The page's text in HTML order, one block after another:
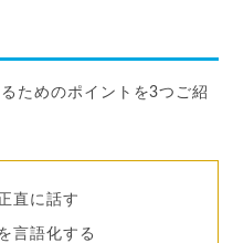
ためのポイントを3つご紹
直に話す
言語化する